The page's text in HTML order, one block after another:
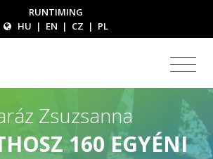
RUNTIMING
HU | EN | CZ | PL
Zsuzsanna
160 EGYÉNI